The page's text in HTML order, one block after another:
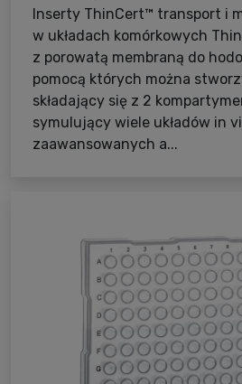
Inserty ThinCert™ transport i
w układach komórkowych
z porowatą membraną do
pomocą których można
składający się z 2
symulujący wiele układów in
zaawansowanych a...